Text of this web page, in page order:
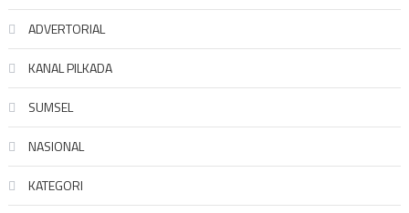
ADVERTORIAL
KANAL PILKADA
SUMSEL
NASIONAL
KATEGORI